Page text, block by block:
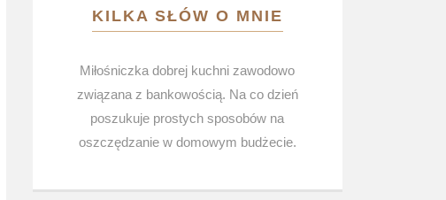
KILKA SŁÓW O MNIE
Miłośniczka dobrej kuchni zawodowo
związana z bankowością. Na co dzień
poszukuje prostych sposobów na
oszczędzanie w domowym budżecie.